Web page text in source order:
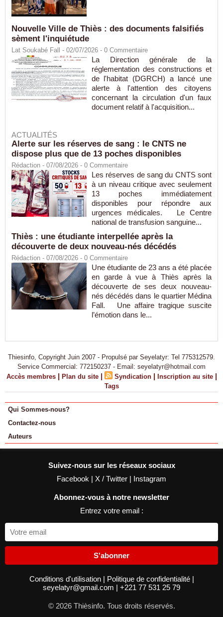
Nouvelle Ville de Thiès : des documents falsifiés
sèment l'inquiétude
Lat Soukabé Fall - 02/07/2026 - 0 Commentaire
La Direction générale de la
réglementation des constructions et
de l'habitat (DGRCH) a lancé une
alerte à l'attention des citoyens
concernant la circulation d'un faux
document relatif à l'acquisition...
ACTUALITÉS
Alerte sur les réserves de sang : le CNTS ne
dispose plus que de 13 poches disponibles
Rédaction - 07/08/2026 - 0 Commentaire
Les réserves de sang du CNTS sont
à un niveau critique avec seulement
13 poches immédiatement
disponibles pour répondre aux
urgences médicales. Le Centre
national de transfusion sanguine...
Thiès : une étudiante interpellée après la
découverte de deux nouveau-nés décédés
Rédaction - 07/08/2026 - 0 Commentaire
Une étudiante de 23 ans a été placée
en garde à vue à Thiès après la
découverte de ses deux nouveau-
nés décédés dans le quartier Médina
Fall. Une affaire tragique suscite
l’émotion dans le...
Thiesinfo, Copyright Juin 2007 - Propulsé par Seyelatyr: Tel 775312579.
Service Commercial: 772150237 - Email: seyelatyr@hotmail.com
Accès membres | Plan du site | Syndication | Inscription au site |
Tags
Qui Sommes-nous?
Contactez-nous
Auteurs
Suivez-nous sur les réseaux sociaux
Facebook | X / Twitter | Instagram
Abonnez-vous à notre newsletter
Entrez votre email :
S'abonner
Conditions d'utilisation | Politique de confidentialité |
seyelatyr@gmail.com | +221 77 531 25 79
© 2026 Thièsinfo. Tous droits réservés.